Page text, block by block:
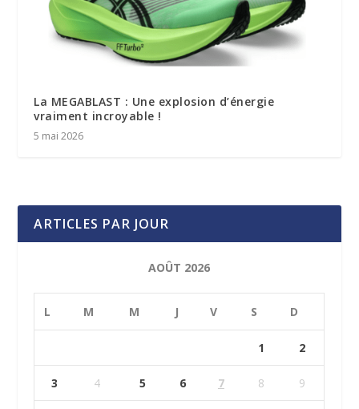
La MEGABLAST : Une explosion d’énergie
vraiment incroyable !
5 mai 2026
ARTICLES PAR JOUR
AOÛT 2026
L M M J V S D
1 2
3 4 5 6 7 8 9